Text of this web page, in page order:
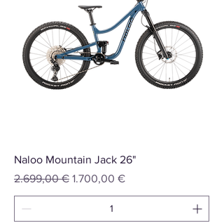
Naloo Mountain Jack 26"
Standardpreis
2.699,00 € Sale-Preis
1.700,00 €